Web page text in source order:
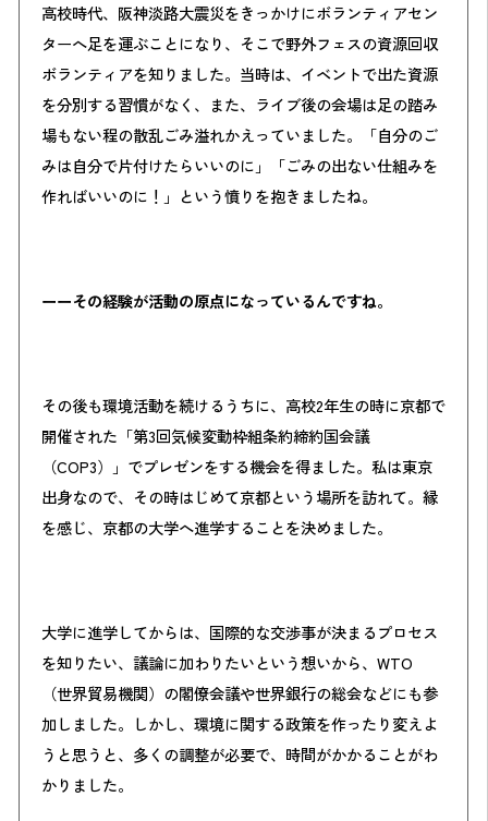
高校時代、阪神淡路大震災をきっかけにボランティアセン
ターへ足を運ぶことになり、そこで野外フェスの資源回収
ボランティアを知りました。当時は、イベントで出た資源
を分別する習慣がなく、また、ライブ後の会場は足の踏み
場もない程の散乱ごみ溢れかえっていました。「自分のご
みは自分で片付けたらいいのに」「ごみの出ない仕組みを
作ればいいのに！」という憤りを抱きましたね。
ーーその経験が活動の原点になっているんですね。
その後も環境活動を続けるうちに、高校2年生の時に京都で
開催された「第3回気候変動枠組条約締約国会議
（COP3）」でプレゼンをする機会を得ました。私は東京
出身なので、その時はじめて京都という場所を訪れて。縁
を感じ、京都の大学へ進学することを決めました。
大学に進学してからは、国際的な交渉事が決まるプロセス
を知りたい、議論に加わりたいという想いから、WTO
（世界貿易機関）の閣僚会議や世界銀行の総会などにも参
加しました。しかし、環境に関する政策を作ったり変えよ
うと思うと、多くの調整が必要で、時間がかかることがわ
かりました。